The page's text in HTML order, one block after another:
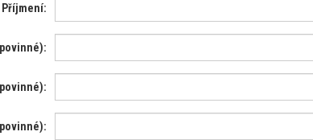
Příjmení: